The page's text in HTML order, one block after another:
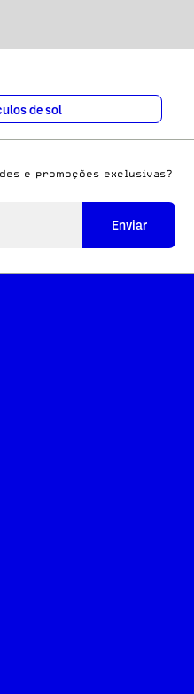
de sol
e promoções exclusivas?
Enviar